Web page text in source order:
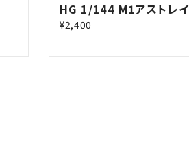
HG 1/144 M1アストレイ
¥2,400